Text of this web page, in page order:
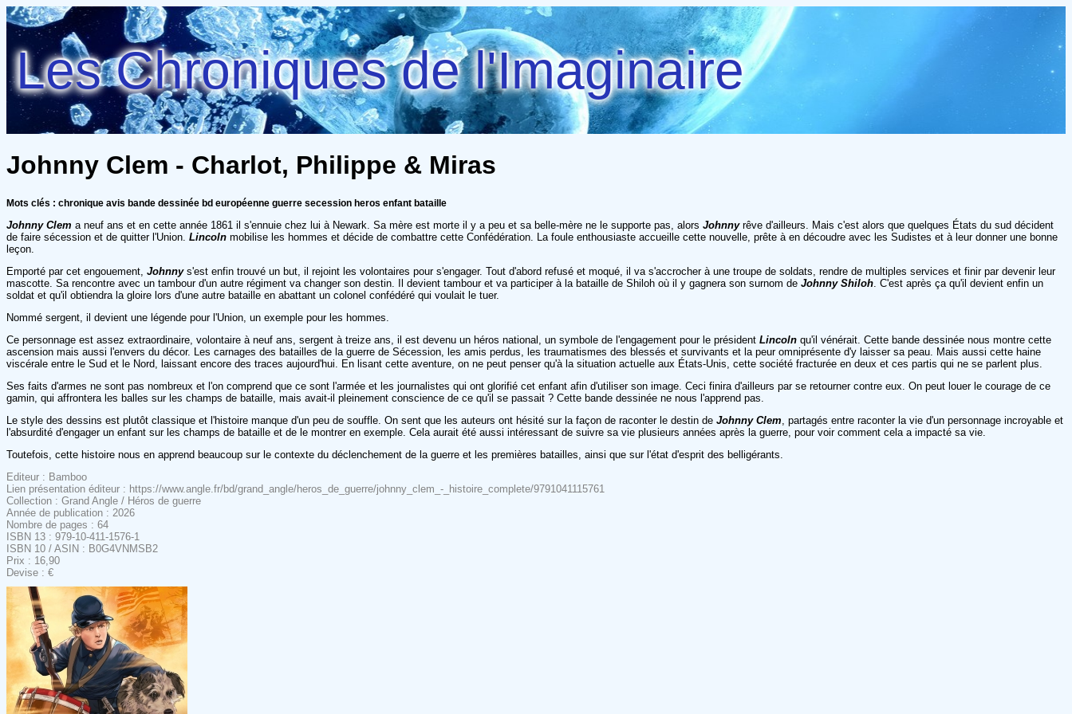
Les Chroniques de l'Imaginaire
Johnny Clem - Charlot, Philippe & Miras
Mots clés : chronique avis bande dessinée bd européenne guerre secession heros enfant bataille
Johnny Clem a neuf ans et en cette année 1861 il s'ennuie chez lui à Newark. Sa mère est morte il y a peu et sa belle-mère ne le supporte pas, alors Johnnyrêve d'ailleurs. Mais c'est alors que quelques États du sud décident
de faire sécession et de quitter l'Union. Lincoln mobilise les hommes et décide de combattre cette Confédération. La foule enthousiaste accueille cette nouvelle, prête à en découdre avec les Sudistes et à leur donner une bonne
leçon.
Emporté par cet engouement, Johnnys'est enfin trouvé un but, il rejoint les volontaires pour s'engager. Tout d'abord refusé et moqué, il va s'accrocher à une troupe de soldats, rendre de multiples services et finir par devenir leur
mascotte. Sa rencontre avec un tambour d'un autre régiment va changer son destin. Il devient tambour et va participer à la bataille de Shiloh où il y gagnera son surnom de Johnny Shiloh . C'est après ça qu'il devient enfin un
soldat et qu'il obtiendra la gloire lors d'une autre bataille en abattant un colonel confédéré qui voulait le tuer.
Nommé sergent, il devient une légende pour l'Union, un exemple pour les hommes.
Ce personnage est assez extraordinaire, volontaire à neuf ans, sergent à treize ans, il est devenu un héros national, un symbole de l'engagement pour le président Lincoln qu'il vénérait. Cette bande dessinée nous montre cette
ascension mais aussi l'envers du décor. Les carnages des batailles de la guerre de Sécession, les amis perdus, les traumatismes des blessés et survivants et la peur omniprésente d'y laisser sa peau. Mais aussi cette haine
viscérale entre le Sud et le Nord, laissant encore des traces aujourd'hui. En lisant cette aventure, on ne peut penser qu'à la situation actuelle aux États-Unis, cette société fracturée en deux et ces partis qui ne se parlent plus.
Ses faits d'armes ne sont pas nombreux et l'on comprend que ce sont l'armée et les journalistes qui ont glorifié cet enfant afin d'utiliser son image. Ceci finira d'ailleurs par se retourner contre eux. On peut louer le courage de ce
gamin, qui affrontera les balles sur les champs de bataille, mais avait-il pleinement conscience de ce qu'il se passait ? Cette bande dessinée ne nous l'apprend pas.
Le style des dessins est plutôt classique et l'histoire manque d'un peu de souffle. On sent que les auteurs ont hésité sur la façon de raconter le destin de Johnny Clem , partagés entre raconter la vie d'un personnage incroyable et
l'absurdité d'engager un enfant sur les champs de bataille et de le montrer en exemple. Cela aurait été aussi intéressant de suivre sa vie plusieurs années après la guerre, pour voir comment cela a impacté sa vie.
Toutefois, cette histoire nous en apprend beaucoup sur le contexte du déclenchement de la guerre et les premières batailles, ainsi que sur l'état d'esprit des belligérants.
Editeur : Bamboo
Lien présentation éditeur : https://www.angle.fr/bd/grand_angle/heros_de_guerre/johnny_clem_-_histoire_complete/9791041115761
Collection : Grand Angle / Héros de guerre
Année de publication : 2026
Nombre de pages : 64
ISBN 13 : 979-10-411-1576-1
ISBN 10 / ASIN : B0G4VNMSB2
Prix : 16,90
Devise : €